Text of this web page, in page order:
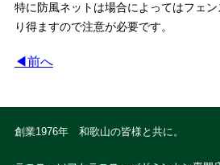
特に防風ネットは場合によってはフェ
り得ますので注意が必要です。
◀前へ
創業1976年 和歌山の皆様と共に。